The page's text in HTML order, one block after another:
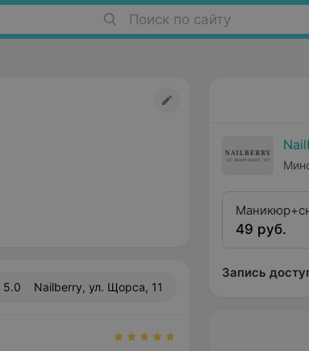
Поиск по сайту
5.0 Nailberry, ул. Щорса, 11
покрытие
49 руб.
Запись